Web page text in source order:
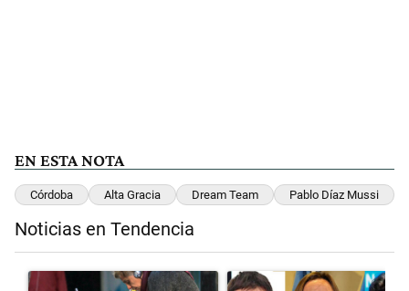
EN ESTA NOTA
Córdoba Alta Gracia Dream Team Pablo Díaz Mussi
Noticias en Tendencia
Un artículo de tendencia con el título "Para el Gobierno, la pobreza
Un artículo de tendencia con el